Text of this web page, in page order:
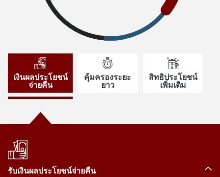
เงินผลประโยชน์
จ่ายคืน
คุ้มครองระยะ
ยาว
สิทธิประโยชน์
เพิ่มเติม
รับเงินผลประโยชน์จ่ายคืน